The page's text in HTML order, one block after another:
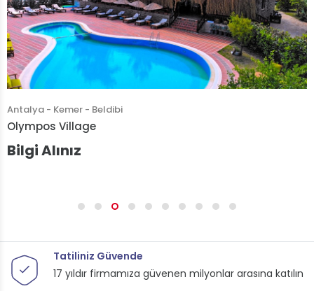
Antalya - Kemer - Beldibi
Belsea Hotel
Bilgi Alınız
Tatiliniz Güvende
17 yıldır firmamıza güvenen milyonlar arasına katılın